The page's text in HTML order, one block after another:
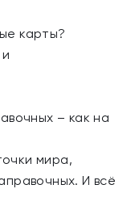
карты?
– как на
мира,
И всё